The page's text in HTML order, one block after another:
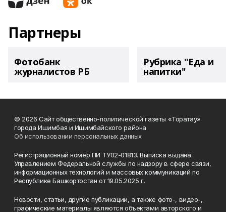
Партнеры
Фотобанк
журналистов РБ
Рубрика "Еда и
напитки"
© 2026 Сайт общественно-политической газеты «Торатау»
города Ишимбая и Ишимбайского района
Об использовании персональных данных
Регистрационный номер ПИ ТУ02-01813. Выписка выдана
Управлением Федеральной службы по надзору в сфере связи,
информационных технологий и массовых коммуникаций по
Республике Башкортостан от 19.05.2025 г.
Новости, статьи, другие публикации, а также фото-, видео-,
графические материалы являются объектами авторского и